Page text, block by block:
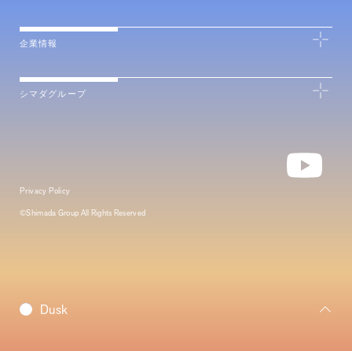
Daybreak
Dusk
企業情報
シマダグループ
Privacy Policy
©Shimada Group All Rights Reserved